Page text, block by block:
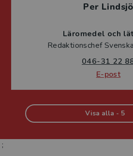
Per Lindsjö
Läromedel och
Redaktionschef
046-31 22
E-post
Visa alla - 5
;